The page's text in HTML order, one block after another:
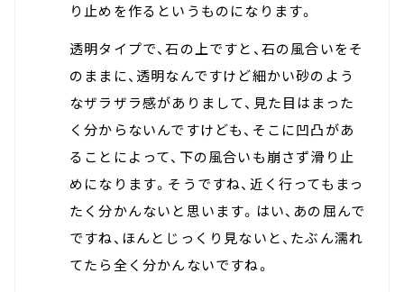
り止めを作るというものになります。
透明タイプで、石の上ですと、石の風合いをそ
のままに、透明なんですけど細かい砂のよう
なザラザラ感がありまして、見た目はまった
く分からないんですけども、そこに凹凸があ
ることによって、下の風合いも崩さず滑り止
めになります。そうですね、近く行ってもまっ
たく分かんないと思います。はい、あの屈んで
ですね、ほんとじっくり見ないと、たぶん濡れ
てたら全く分かんないですね。